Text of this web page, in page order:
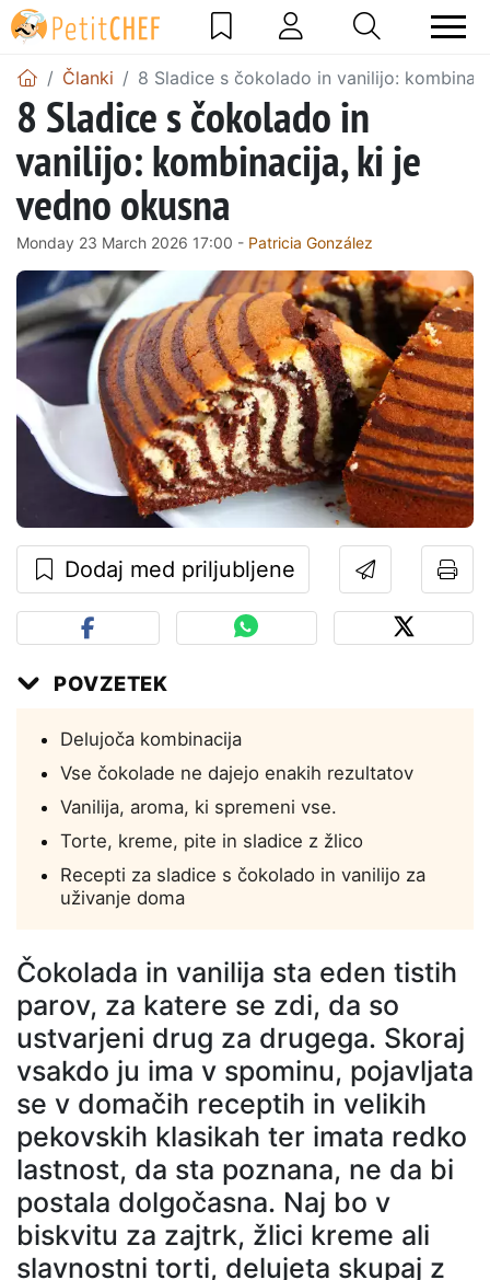
Članki 8 Sladice s čokolado in vanilijo:
8 Sladice s čokolado in
vanilijo: kombinacija, ki je
vedno okusna
Monday 23 March 2026 17:00 - Patricia González
Dodaj med priljubljene
POVZETEK
Delujoča kombinacija
Vse čokolade ne dajejo enakih rezultatov
Vanilija, aroma, ki spremeni vse.
Torte, kreme, pite in sladice z žlico
Recepti za sladice s čokolado in vanilijo za
uživanje doma
Čokolada in vanilija sta eden tistih
parov, za katere se zdi, da so
ustvarjeni drug za drugega. Skoraj
vsakdo ju ima v spominu, pojavljata
se v domačih receptih in velikih
pekovskih klasikah ter imata redko
lastnost, da sta poznana, ne da bi
postala dolgočasna. Naj bo v
biskvitu za zajtrk, žlici kreme ali
slavnostni torti, delujeta skupaj z